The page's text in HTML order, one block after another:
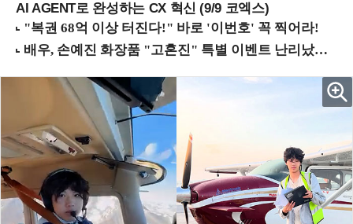
AI AGENT로 완성하는 CX 혁신 (9/9 코엑스)